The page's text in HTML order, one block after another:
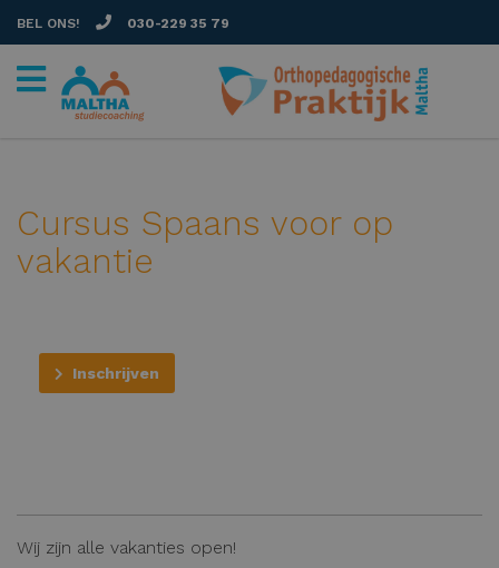
BEL ONS! 030-229 35 79
Cursus Spaans voor op
vakantie
Inschrijven
Wij zijn alle vakanties open!